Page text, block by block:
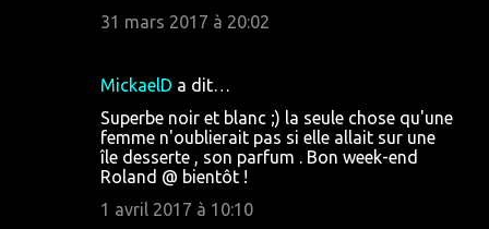
31 mars 2017 à 20:02
MickaelD a dit…
Superbe noir et blanc ;) la seule chose qu'une
femme n'oublierait pas si elle allait sur une
île desserte , son parfum . Bon week-end
Roland @ bientôt !
1 avril 2017 à 10:10